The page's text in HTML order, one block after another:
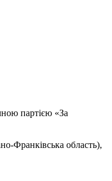
партією «За
Франківська область),